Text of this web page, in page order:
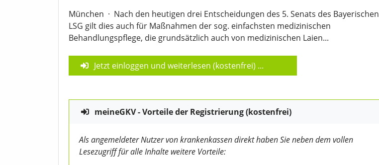
München · Nach den heutigen drei Entscheidungen des 5. Senats des Bayerischen
LSG gilt dies auch für Maßnahmen der sog. einfachsten medizinischen
Behandlungspflege, die grundsätzlich auch von medizinischen Laien...
Jetzt einloggen und weiterlesen (kostenfrei) ...
meineGKV - Vorteile der Registrierung (kostenfrei)
Als angemeldeter Nutzer von krankenkassen direkt haben Sie neben dem vollen
Lesezugriff für alle Inhalte weitere Vorteile: